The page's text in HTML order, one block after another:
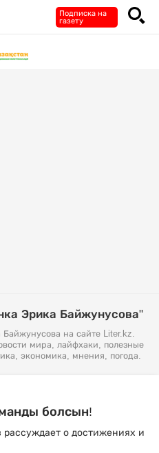
Подписка на
газету
Эрика Байжунусова"
на сайте Liter.kz.
мира, лайфхаки, полезные
экономика, мнения, погода.
болсын!
о достижениях и